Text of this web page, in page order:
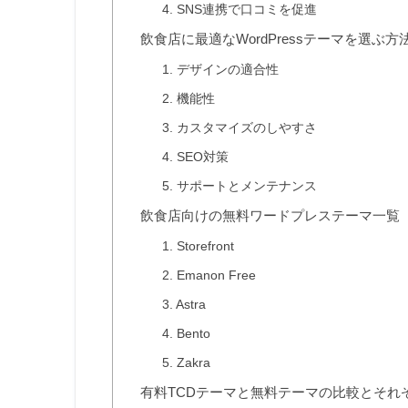
4. SNS連携で口コミを促進
飲食店に最適なWordPressテーマを選ぶ方
1. デザインの適合性
2. 機能性
3. カスタマイズのしやすさ
4. SEO対策
5. サポートとメンテナンス
飲食店向けの無料ワードプレステーマ一覧
1. Storefront
2. Emanon Free
3. Astra
4. Bento
5. Zakra
有料TCDテーマと無料テーマの比較とそれ